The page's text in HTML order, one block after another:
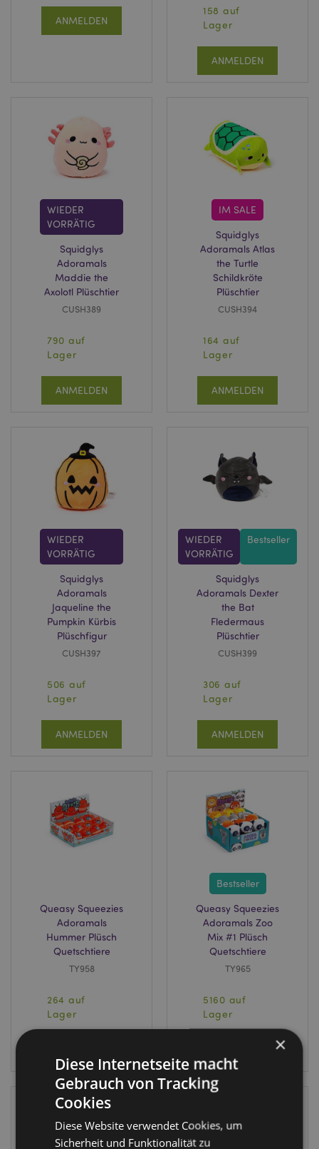
ANMELDEN
158 auf
Lager
ANMELDEN
WIEDER
VORRÄTIG
Squidglys
Adoramals
Maddie the
Axolotl Plüschtier
CUSH389
790 auf
Lager
ANMELDEN
IM SALE
Squidglys
Adoramals Atlas
the Turtle
Schildkröte
Plüschtier
CUSH394
164 auf
Lager
ANMELDEN
WIEDER
VORRÄTIG
Squidglys
Adoramals
Jaqueline the
Pumpkin Kürbis
Plüschfigur
CUSH397
506 auf
Lager
ANMELDEN
WIEDER
VORRÄTIG
Bestseller
Squidglys
Adoramals Dexter
the Bat
Fledermaus
Plüschtier
CUSH399
306 auf
Lager
ANMELDEN
Queasy Squeezies
Adoramals
Hummer Plüsch
Quetschtiere
TY958
264 auf
Lager
Bestseller
Queasy Squeezies
Adoramals Zoo
Mix #1 Plüsch
Quetschtiere
TY965
5160 auf
Lager
×
Diese Internetseite macht
Gebrauch von Tracking
Cookies
Diese Website verwendet Cookies, um
Sicherheit und Funktionalität zu